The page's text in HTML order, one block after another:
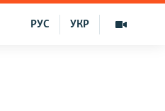
УКР
РУС